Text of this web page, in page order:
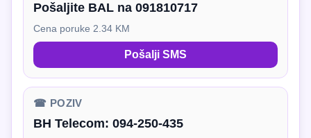
Pošaljite BAL na 091810717
Cena poruke 2.34 KM
Pošalji SMS
☎ POZIV
BH Telecom: 094-250-435